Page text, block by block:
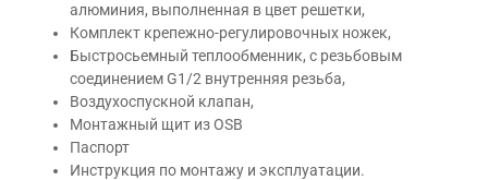
алюминия, выполненная в цвет решетки,
Комплект крепежно-регулировочных ножек,
Быстросьемный теплообменник, с резьбовым
соединением G1/2 внутренняя резьба,
Воздухоспускной клапан,
Монтажный щит из OSB
Паспорт
Инструкция по монтажу и эксплуатации.